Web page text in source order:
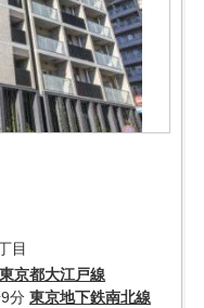
目
東京都大江戸線
分 東京地下鉄南北線